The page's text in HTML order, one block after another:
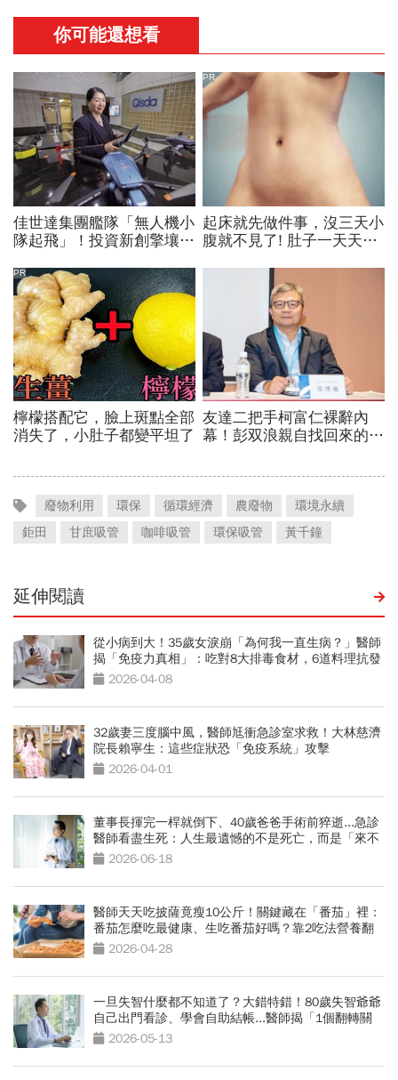
廢物利用 環保 循環經濟 農廢物
環境永續
鉅田
甘庶吸管 咖啡吸管 環保吸管 黃千鐘
延伸閱讀
從小病到大！35歲女淚崩「為何我一直生病？」醫師
揭「免疫力真相」：吃對8大排毒食材，6道料理抗發
炎、防癌
2026-04-08
32歲妻三度腦中風，醫師尪衝急診室求救！大林慈濟
院長賴寧生：這些症狀恐「免疫系統」攻擊
2026-04-01
董事長揮完一桿就倒下、40歲爸爸手術前猝逝...急診
醫師看盡生死：人生最遺憾的不是死亡，而是「來不
及交代」
2026-06-18
醫師天天吃披薩竟瘦10公斤！關鍵藏在「番茄」裡：
番茄怎麼吃最健康、生吃番茄好嗎？靠2吃法營養翻
倍 2026-04-28
一旦失智什麼都不知道了？大錯特錯！80歲失智爺爺
自己出門看診、學會自助結帳...醫師揭「1個翻轉關
鍵」2026-05-13